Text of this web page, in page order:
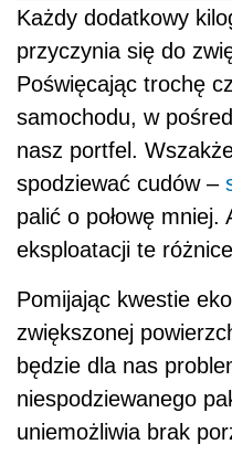
Każdy dodatkowy
przyczynia się do
Poświęcając trochę
samochodu, w
nasz portfel.
spodziewać cudów –
palić o połowę
eksploatacji te
Pomijając kwestie
zwiększonej
będzie dla nas
niespodziewanego
uniemożliwia brak